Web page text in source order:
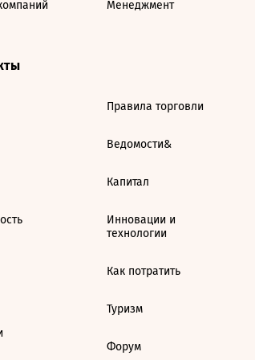
Менеджмент
Правила торговли
Ведомости&
Капитал
Инновации и
технологии
Как потратить
Туризм
Форум